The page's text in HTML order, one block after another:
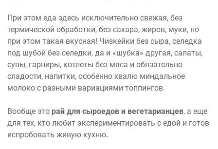
При этом еда здесь исключительно свежая, без
термической обработки, без сахара, жиров, муки, но
при этом такая вкусная! Чизкейки без сыра, селедка
под шубой без селедки, да и «шубка» другая, салаты,
супы, гарниры, котлеты без мяса и обязательно
сладости, напитки, особенно хвалю миндальное
молоко с разными вариациями топпингов.
Вообще это рай для сыроедов и вегетарианцев, а еще
для тех, кто любит экспериментировать с едой и готов
испробовать живую кухню.